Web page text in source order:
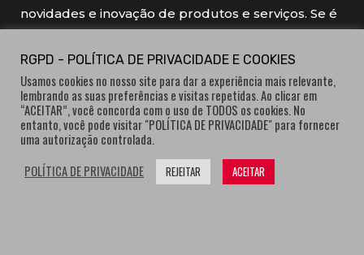
novidades e inovação de produtos e serviços. Se é
e-newvation tem o patrocínio do “Produto do
Ano”, o prémio de inovação atribuído por
consumidores.
RGPD - POLÍTICA DE PRIVACIDADE E COOKIES
Usamos cookies no nosso site para dar a experiência mais relevante,
lembrando as suas preferências e visitas repetidas. Ao clicar em
“ACEITAR”, você concorda com o uso de TODOS os cookies. No
entanto, você pode visitar "POLÍTICA DE PRIVACIDADE" para fornecer
uma autorização controlada.
POLÍTICA DE PRIVACIDADE
REJEITAR ACEITAR